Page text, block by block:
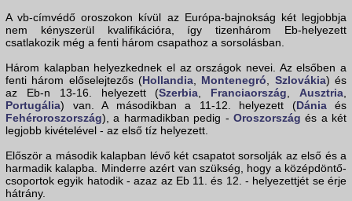
A vb-címvédő oroszokon kívül az Európa-bajnokság két legjobbja
nem kényszerül kvalifikációra, így tizenhárom Eb-helyezett
csatlakozik még a fenti három csapathoz a sorsolásban.
Három kalapban helyezkednek el az országok nevei. Az elsőben a
fenti három előselejtezős (Hollandia, Montenegró, Szlovákia) és
az Eb-n 13-16. helyezett (Szerbia, Franciaország,Ausztria,
Portugália) van. A másodikban a 11-12. helyezett (Dániaés
Fehéroroszország), a harmadikban pedig - Oroszország és a két
legjobb kivételével - az első tíz helyezett.
Először a második kalapban lévő két csapatot sorsolják az első és a
harmadik kalapba. Minderre azért van szükség, hogy a középdöntő-
csoportok egyik hatodik - azaz az Eb 11. és 12. - helyezettjét se érje
hátrány.